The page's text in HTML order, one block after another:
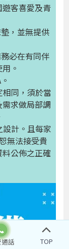
客喜愛及青
，並無提供
必在有同伴
。
相同，須於當
求做局部調
設計。且每家
無法接受貴
公佈之正確
TOP